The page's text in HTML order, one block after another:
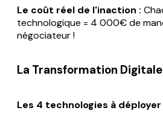
Le coût réel de l'inaction :
technologique = 4 000€ de
négociateur !
La Transformation
Les 4 technologies à